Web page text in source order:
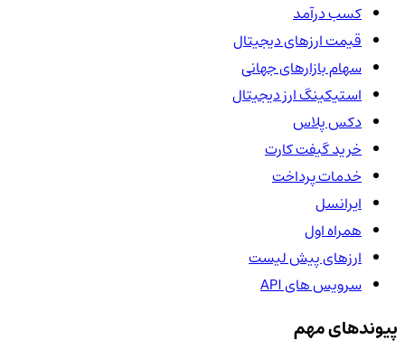
کسب درآمد
قیمت ارزهای دیجیتال
سهام بازارهای جهانی
استیکینگ ارز دیجیتال
دکس پلاس
خرید گیفت کارت
خدمات پرداخت
ایرانسل
همراه اول
ارزهای پیش لیست
سرویس های API
پیوندهای مهم